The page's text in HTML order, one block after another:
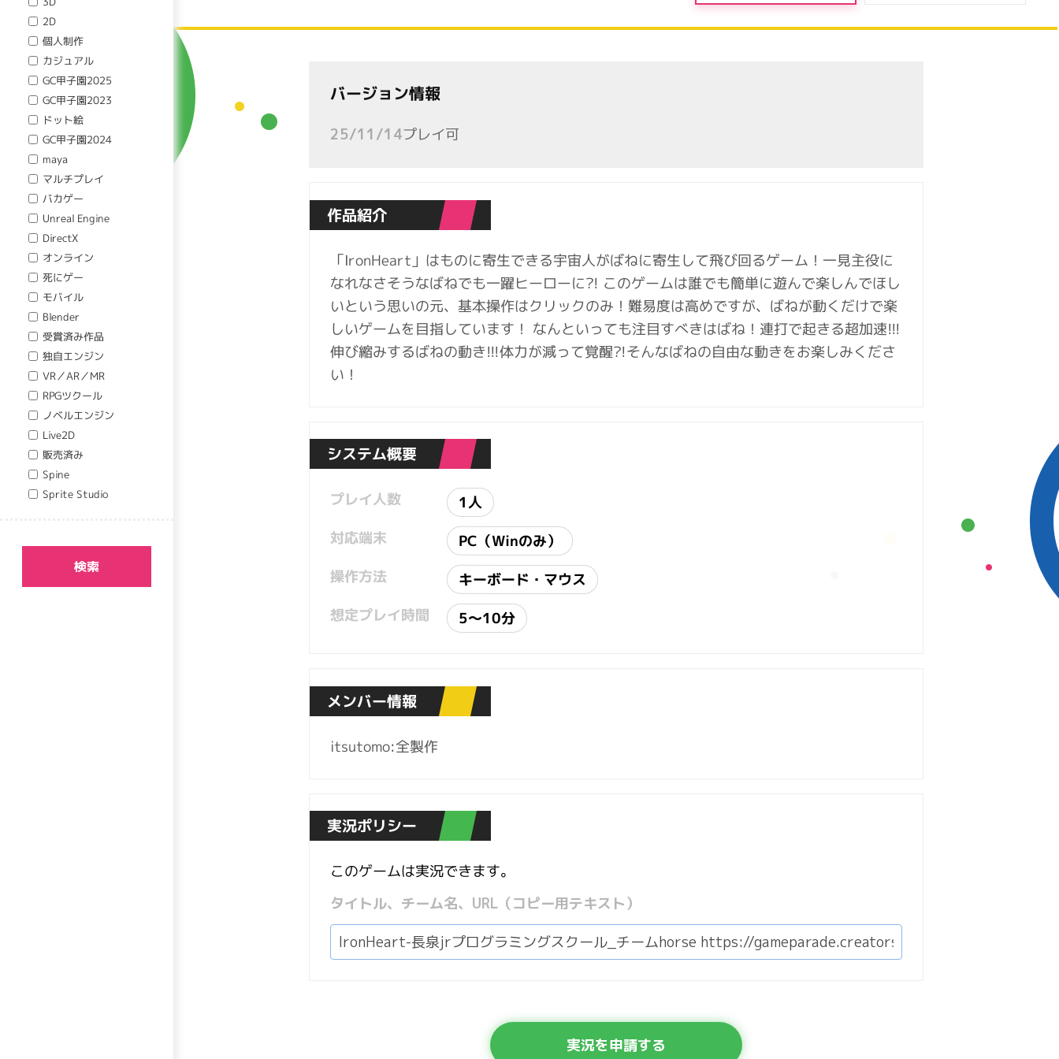
2D
個人制作
カジュアル
GC甲子園2025
GC甲子園2023
ドット絵
GC甲子園2024
maya
マルチプレイ
バカゲー
Unreal Engine
DirectX
オンライン
死にゲー
モバイル
Blender
受賞済み作品
独自エンジン
VR／AR／MR
RPGツクール
ノベルエンジン
Live2D
販売済み
Spine
Sprite Studio
検索
バージョン情報
25/11/14プレイ可
作品紹介
「IronHeart」はものに寄生できる宇宙人がばねに寄生して飛び回るゲーム！一見主役に
なれなさそうなばねでも一躍ヒーローに?! このゲームは誰でも簡単に遊んで楽しんでほし
いという思いの元、基本操作はクリックのみ！難易度は高めですが、ばねが動くだけで楽
しいゲームを目指しています！ なんといっても注目すべきはばね！連打で起きる超加速!!!
伸び縮みするばねの動き!!!体力が減って覚醒?!そんなばねの自由な動きをお楽しみくださ
い！
システム概要
プレイ人数 1人
対応端末 PC（Winのみ）
操作方法 キーボード・マウス
想定プレイ時間 5～10分
メンバー情報
itsutomo:全製作
実況ポリシー
このゲームは実況できます。
タイトル、チーム名、URL（コピー用テキスト）
実況を申請する